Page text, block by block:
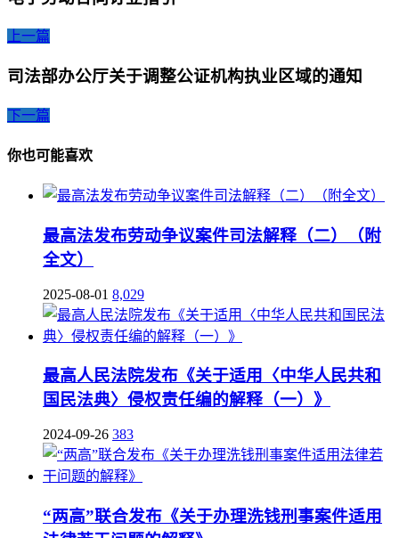
上一篇
司法部办公厅关于调整公证机构执业区域的通知
下一篇
你也可能喜欢
最高法发布劳动争议案件司法解释（二）（附
全文）
2025-08-01 8,029
最高人民法院发布《关于适用〈中华人民共和
国民法典〉侵权责任编的解释（一）》
2024-09-26 383
“两高”联合发布《关于办理洗钱刑事案件适用